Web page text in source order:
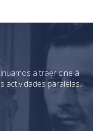
a traer cine á
actividades paralelas.